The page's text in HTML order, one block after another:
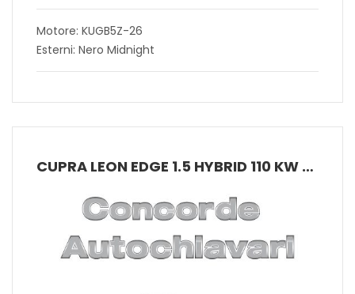
Motore: KUGB5Z-26
Esterni: Nero Midnight
CUPRA LEON EDGE 1.5 HYBRID 110 KW (150 CV) MHEV DSG 7 MARCE 2WD